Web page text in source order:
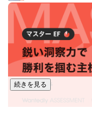
▼LAB（新規事業）
プラットフォームの潮
科学します。トレンド
創出し続けています。
● 「放課後アオハル学園
らプロデュース
● 映像コンテンツを起
多角的に展開
続きを見る